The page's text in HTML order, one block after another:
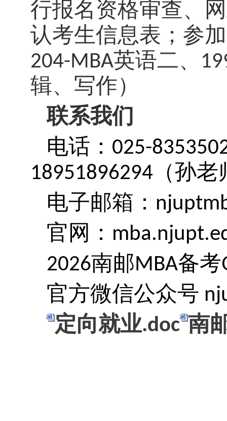
行报名资格审查、
认考生信息表；参加
204-MBA英语二、
辑、写作）
联系我们
电话： 025-
18951896294 （孙老
电子邮箱：
官网：
2026南邮MBA备考
官方微信公众号
定向就业.doc 南